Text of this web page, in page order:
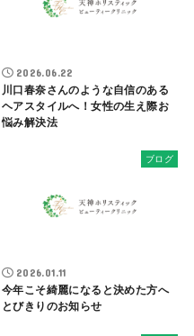
2026.06.22
川口春奈さんのような自信のある
ヘアスタイルへ！女性の生え際お
悩み解決法
ブログ
2026.01.11
今年こそ綺麗になると決めた方へ
とびきりのお知らせ